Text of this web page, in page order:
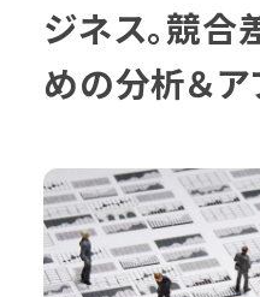
ジネス。競
めの分析＆